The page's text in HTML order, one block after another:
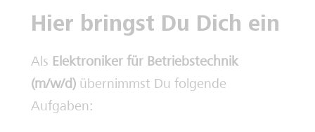
Hier bringst Du Dich ein
Als Elektroniker für Betriebstechnik
(m/w/d) übernimmst Du folgende
Aufgaben: